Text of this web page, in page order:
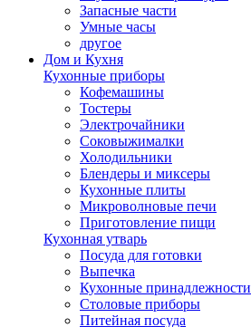
Запасные части
Умные часы
другое
Дом и Кухня
Кухонные приборы
Кофемашины
Тостеры
Электрочайники
Соковыжималки
Холодильники
Блендеры и миксеры
Кухонные плиты
Микроволновые печи
Приготовление пищи
Кухонная утварь
Посуда для готовки
Выпечка
Кухонные принадлежности
Столовые приборы
Питейная посуда